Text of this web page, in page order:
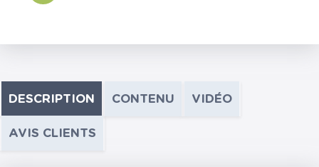
DESCRIPTION CONTENU VIDÉO
AVIS CLIENTS